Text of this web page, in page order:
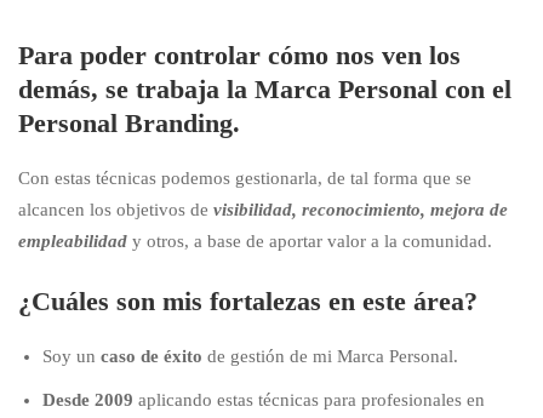
Para poder controlar cómo nos ven los
demás, se trabaja la Marca Personal con el
Personal Branding.
Con estas técnicas podemos gestionarla, de tal forma que se
alcancen los objetivos de visibilidad, reconocimiento, mejora de
empleabilidad y otros, a base de aportar valor a la comunidad.
¿Cuáles son mis fortalezas en este área?
Soy un caso de éxito de gestión de mi Marca Personal.
Desde 2009 aplicando estas técnicas para profesionales en